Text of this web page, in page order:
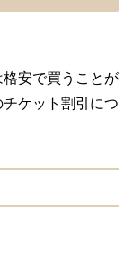
安で買うことが
ケット割引につ